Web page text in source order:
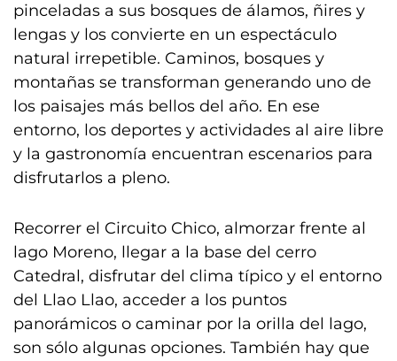
pinceladas a sus bosques de álamos, ñires y
lengas y los convierte en un espectáculo
natural irrepetible. Caminos, bosques y
montañas se transforman generando uno de
los paisajes más bellos del año. En ese
entorno, los deportes y actividades al aire libre
y la gastronomía encuentran escenarios para
disfrutarlos a pleno.
Recorrer el Circuito Chico, almorzar frente al
lago Moreno, llegar a la base del cerro
Catedral, disfrutar del clima típico y el entorno
del Llao Llao, acceder a los puntos
panorámicos o caminar por la orilla del lago,
son sólo algunas opciones. También hay que